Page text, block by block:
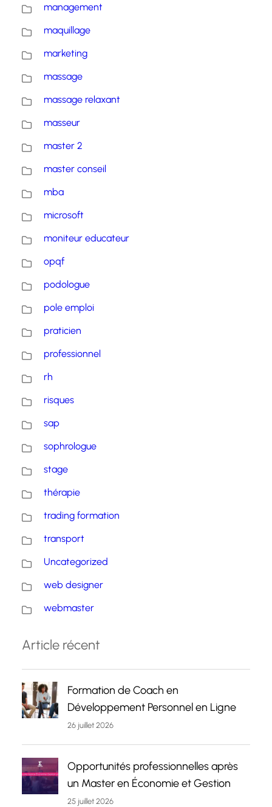
management
maquillage
marketing
massage
massage relaxant
masseur
master 2
master conseil
mba
microsoft
moniteur educateur
opqf
podologue
pole emploi
praticien
professionnel
rh
risques
sap
sophrologue
stage
thérapie
trading formation
transport
Uncategorized
web designer
webmaster
Article récent
Formation de Coach en
Développement Personnel en Ligne
26 juillet 2026
Opportunités professionnelles après
un Master en Économie et Gestion
25 juillet 2026